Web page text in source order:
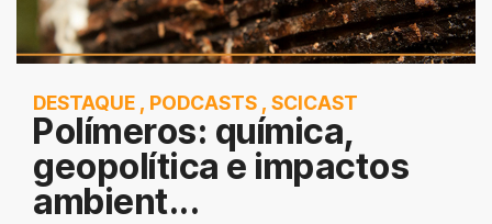
DESTAQUE , PODCASTS , SCICAST
Polímeros: química,
geopolítica e impactos
ambient...